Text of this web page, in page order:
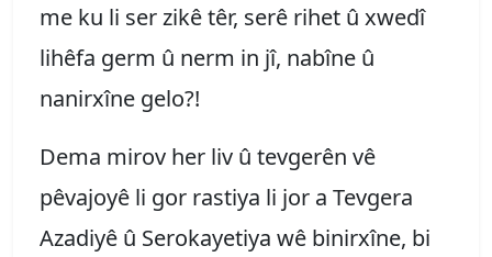
me ku li ser zikê têr, serê rihet û xwedî
lihêfa germ û nerm in jî, nabîne û
nanirxîne gelo?!
Dema mirov her liv û tevgerên vê
pêvajoyê li gor rastiya li jor a Tevgera
Azadiyê û Serokayetiya wê binirxîne, bi